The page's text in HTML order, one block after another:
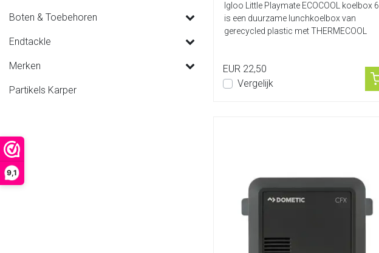
9,1
Boten & Toebehoren
Endtackle
Merken
Partikels Karper
Igloo Little Playmate ECOCOOL koelbox 6L
is een duurzame lunchkoelbox van
gerecycled plastic met THERMECOOL
EUR 22,50
Vergelijk